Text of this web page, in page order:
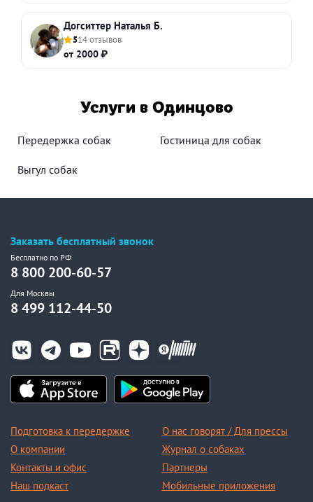
Догситтер Наталья Б.
514 отзывов
от 2000 ₽
Услуги в Одинцово
Передержка собак Гостиница для собак
Выгул собак
Заказать бесплатный звонок
Бесплатно по РФ
8 800 200-60-57
Для Москвы
8 499 112-44-50
Подготовка к передержке
О компании
Контакты и офис
Наш подкаст
О нас говорят / Для прессы
Журнал о собаках
Партнеры
Мобильные приложения